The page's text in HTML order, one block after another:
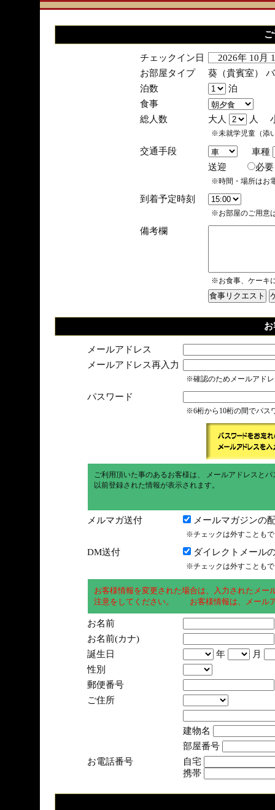
チェックイン日
2026年 10
お部屋タイプ
葵（貴賓室）
泊数
泊
食事
総人数
大人 人
※未就学児童（添
交通手段
車種
送迎
※時間・場所はお
到着予定時刻
※お部屋のご用意
備考欄
※お食事、ケーキ
メールアドレス
メールアドレス再入力
※確認のためメールアド
パスワード
※6桁から10桁の間でパス
ご利用頂いた事のあるお客様は、 メールアドレスと
以前登録された情報が表示されます。
メルマガ送付 メールマガジンの
※チェックは外すことも
DM送付 ダイレクトメール
※チェックは外すことも
お客様情報を変更された場合は、入力されたメ
注意をしてください。 お客様情報は、メール
お名前
お名前(カナ)
誕生日
年
月
性別
郵便番号
ご住所
建物名
部屋番号
お電話番号
自宅
携帯